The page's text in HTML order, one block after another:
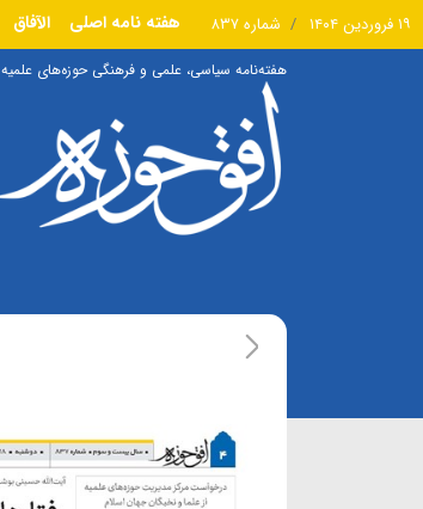
۱۹ فروردین ۱۴۰۴ شماره ۸۳۷ هفته نامه اصلی الآفاق
هفته‌نامه سیاسی، علمی و فرهنگی حوزه‌های علمیه